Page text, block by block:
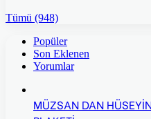
Tümü (948)
Popüler
Son Eklenen
Yorumlar
MÜZSAN DAN